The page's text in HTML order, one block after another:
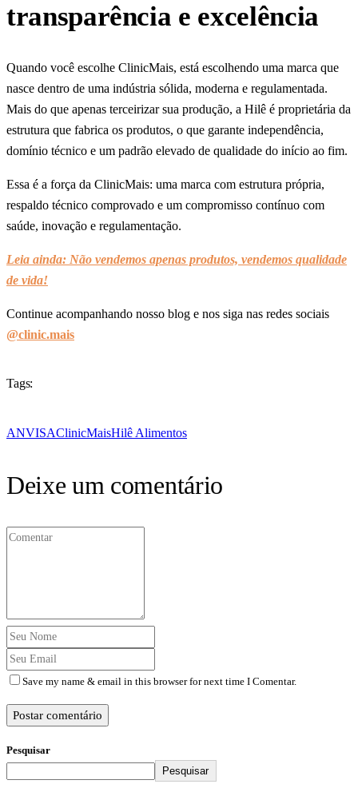
transparência e excelência
Quando você escolhe ClinicMais, está escolhendo uma marca que
nasce dentro de uma indústria sólida, moderna e regulamentada.
Mais do que apenas terceirizar sua produção, a Hilê é proprietária da
estrutura que fabrica os produtos, o que garante independência,
domínio técnico e um padrão elevado de qualidade do início ao fim.
Essa é a força da ClinicMais: uma marca com estrutura própria,
respaldo técnico comprovado e um compromisso contínuo com
saúde, inovação e regulamentação.
Leia ainda: Não vendemos apenas produtos, vendemos qualidade
de vida!
Continue acompanhando nosso blog e nos siga nas redes sociais
@clinic.mais
Tags:
ANVISAClinicMaisHilê Alimentos
Deixe um comentário
Save my name & email in this browser for next time I Comentar.
Postar comentário
Pesquisar
Pesquisar